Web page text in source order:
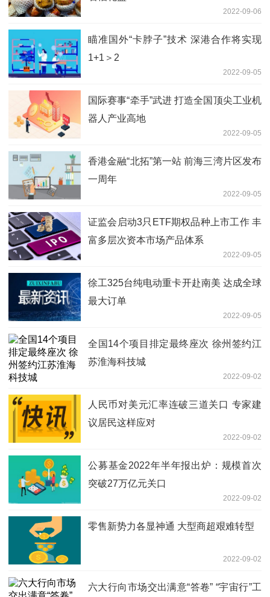
2022-09-06
瞄准国外“卡脖子”技术 深港合作将实现
1+1＞2
2022-09-05
国际赛事“牵手”武进 打造全国顶尖工业机
器人产业高地
2022-09-05
香港金融“北拓”第一站 前海三湾片区发布
一周年
2022-09-05
证监会启动3只ETF期权品种上市工作 丰
富多层次资本市场产品体系
2022-09-05
徐工325台纯电动重卡开赴南美 达成全球
最大订单
2022-09-05
全国14个项目排定最终座次 徐州签约江
苏淮海科技城
2022-09-02
人民币对美元汇率连破三道关口 专家建
议居民这样应对
2022-09-02
公募基金2022年半年报出炉：规模首次
突破27万亿元关口
2022-09-02
零售新势力各显神通 大型商超艰难转型
2022-09-02
六大行向市场交出满意“答卷” “宇宙行”工